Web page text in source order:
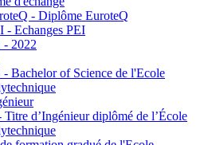
- Diplôme EuroteQ
- Echanges PEI
- 2022
- Bachelor of Science de l'Ecole
Titre d’Ingénieur diplômé de l’École